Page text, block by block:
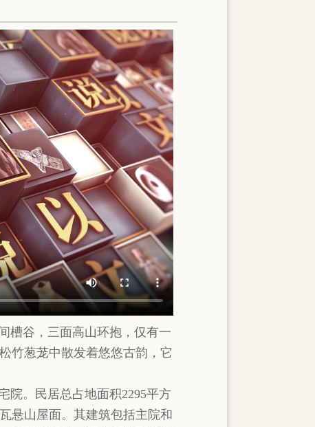
槽谷，三面高山环抱，仅有一
竹葱茏中散发着悠悠古韵，它
院。民居总占地面积2295平方
悬山屋面。其建筑包括主院和